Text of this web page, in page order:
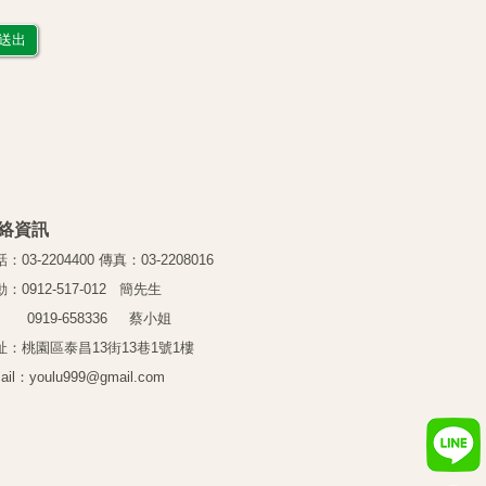
出
資訊
：03-2204400 傳真：03-2208016
：0912-517-012 簡先生
658336 蔡小姐
：桃園區泰昌13街13巷1號1樓
：youlu999@gmail.com